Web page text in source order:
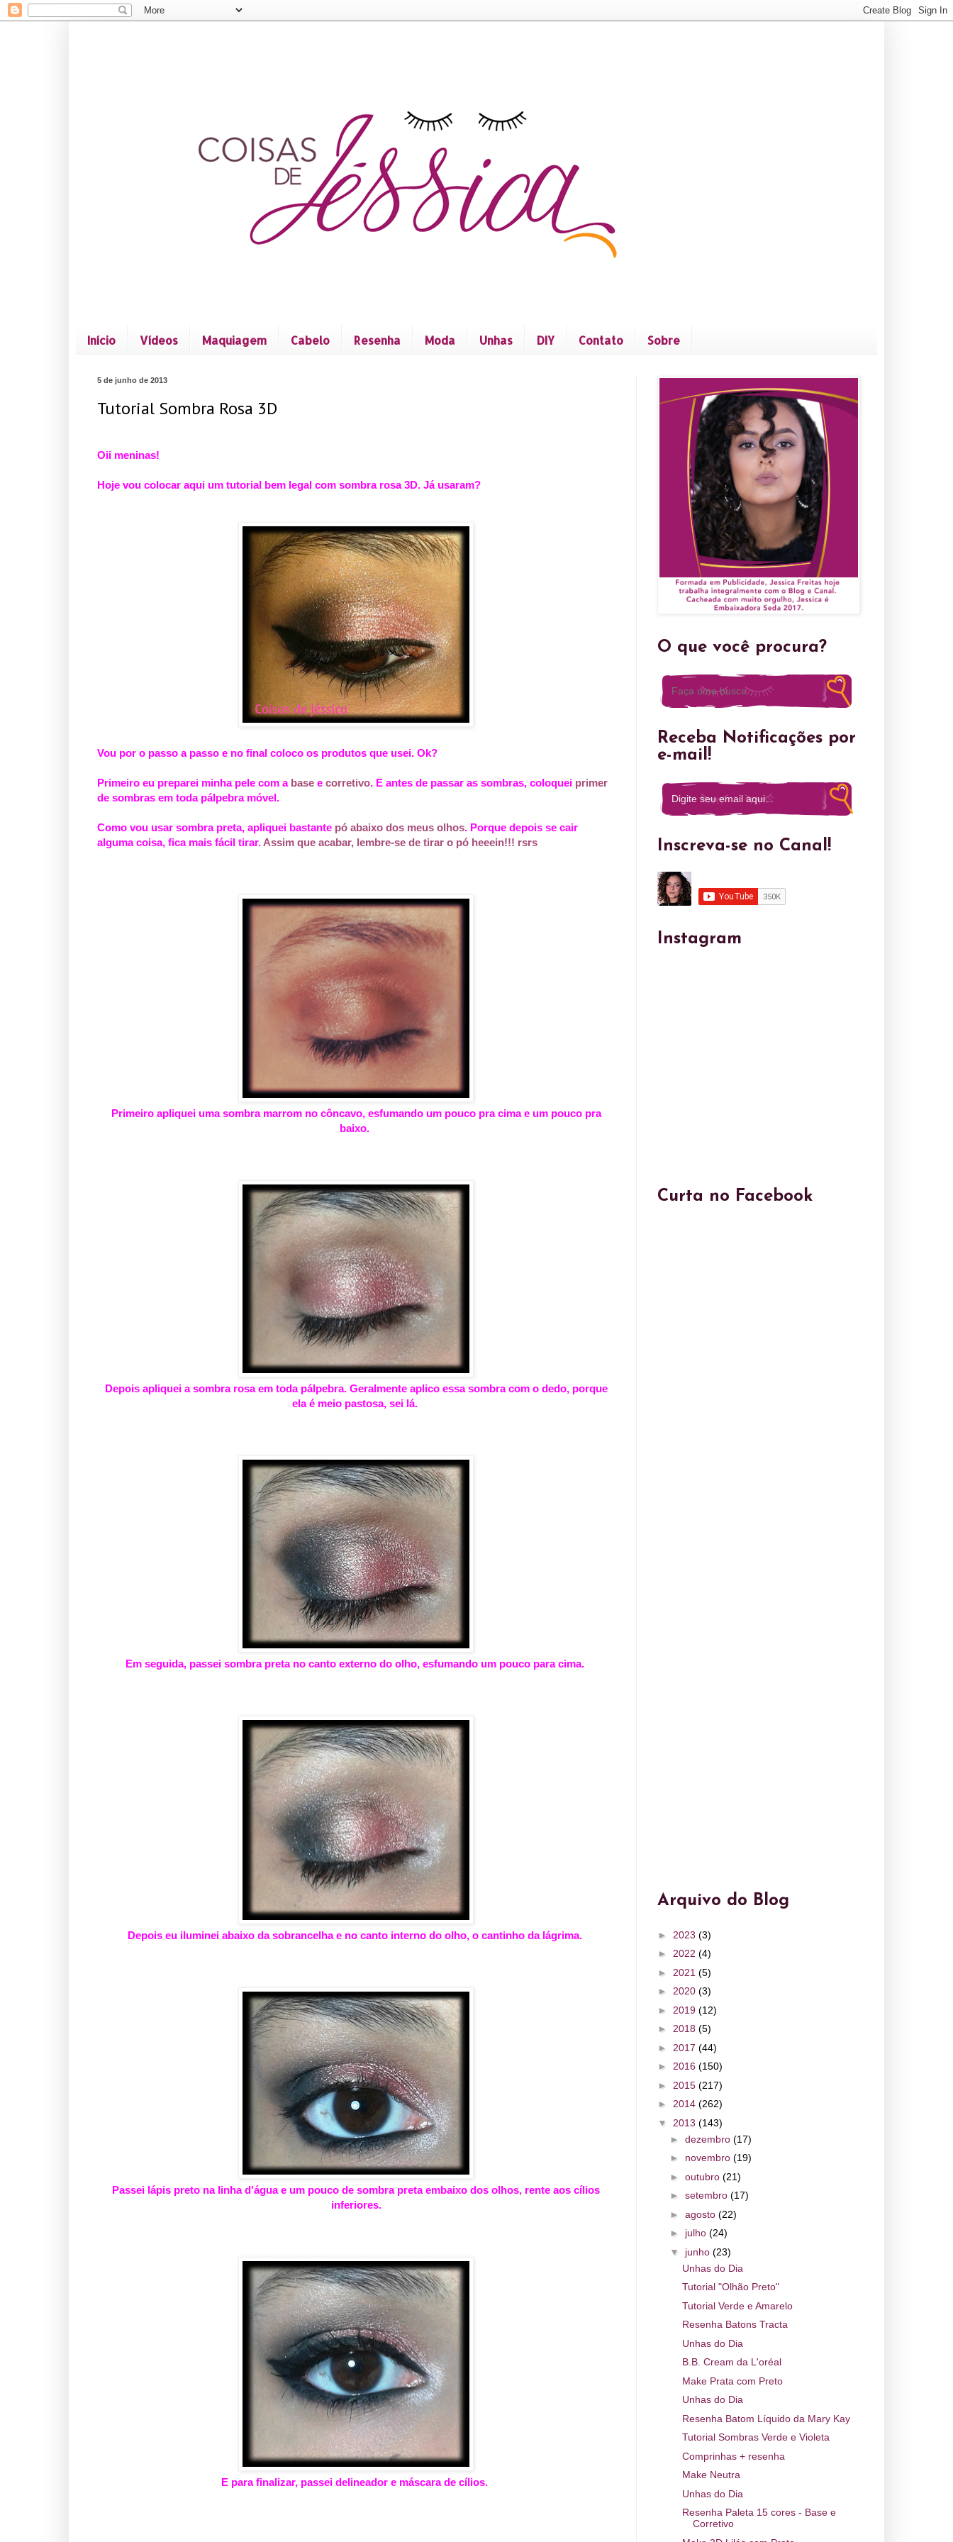
Início Vídeos Maquiagem Cabelo Resenha Moda Unhas DIY Contato Sobre
5 de junho de 2013
Tutorial Sombra Rosa 3D
Oii meninas!
Hoje vou colocar aqui um tutorial bem legal com sombra rosa 3D. Já usaram?
Vou por o passo a passo e no final coloco os produtos que usei. Ok?
Primeiro eu preparei minha pele com a base e corretivo. E antes de passar as sombras, coloquei primer
de sombras em toda pálpebra móvel.
Como vou usar sombra preta, apliquei bastante pó abaixo dos meus olhos. Porque depois se cair
alguma coisa, fica mais fácil tirar. Assim que acabar, lembre-se de tirar o pó heeein!!! rsrs
Primeiro apliquei uma sombra marrom no côncavo, esfumando um pouco pra cima e um pouco pra
baixo.
Depois apliquei a sombra rosa em toda pálpebra. Geralmente aplico essa sombra com o dedo, porque
ela é meio pastosa, sei lá.
Em seguida, passei sombra preta no canto externo do olho, esfumando um pouco para cima.
Depois eu iluminei abaixo da sobrancelha e no canto interno do olho, o cantinho da lágrima.
Passei lápis preto na linha d'água e um pouco de sombra preta embaixo dos olhos, rente aos cílios
inferiores.
E para finalizar, passei delineador e máscara de cílios.
O que você procura?
Receba Notificações por
e-mail!
Inscreva-se no Canal!
Instagram
Curta no Facebook
Arquivo do Blog
► 2023 (3)
► 2022 (4)
► 2021 (5)
► 2020 (3)
► 2019 (12)
► 2018 (5)
► 2017 (44)
► 2016 (150)
► 2015 (217)
► 2014 (262)
▼ 2013 (143)
► dezembro (17)
► novembro (19)
► outubro (21)
► setembro (17)
► agosto (22)
► julho (24)
▼ junho (23)
Unhas do Dia
Tutorial "Olhão Preto"
Tutorial Verde e Amarelo
Resenha Batons Tracta
Unhas do Dia
B.B. Cream da L'oréal
Make Prata com Preto
Unhas do Dia
Resenha Batom Líquido da Mary Kay
Tutorial Sombras Verde e Violeta
Comprinhas + resenha
Make Neutra
Unhas do Dia
Resenha Paleta 15 cores - Base e
Corretivo